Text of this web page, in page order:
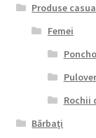
Produse
Femei
Poncho
Rochii
Bărbaţi